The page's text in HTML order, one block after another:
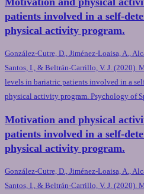
patients involved in a self-
physical activity program.
González-Cutre, D., Jiménez-Loaisa, A.,
Santos, I., & Beltrán-Carrillo, V. J.
levels in bariatric patients involved in a
physical activity program. Psychology of
Motivation and physical
patients involved in a self-
physical activity program.
González-Cutre, D., Jiménez-Loaisa, A.,
Santos, I., & Beltrán-Carrillo, V. J.